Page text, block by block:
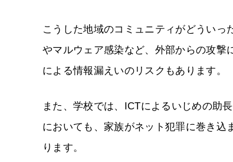
こうした地域のコミュニティがどうい
やマルウェア感染など、外部からの攻撃
による情報漏えいのリスクもあります。
また、学校では、ICTによるいじめの助
においても、家族がネット犯罪に巻き込
ります。